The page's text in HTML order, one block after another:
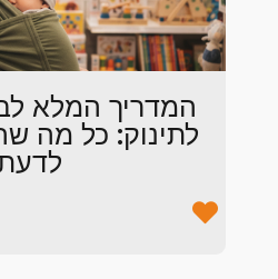
המדריך המלא
לתינוק: כל מה